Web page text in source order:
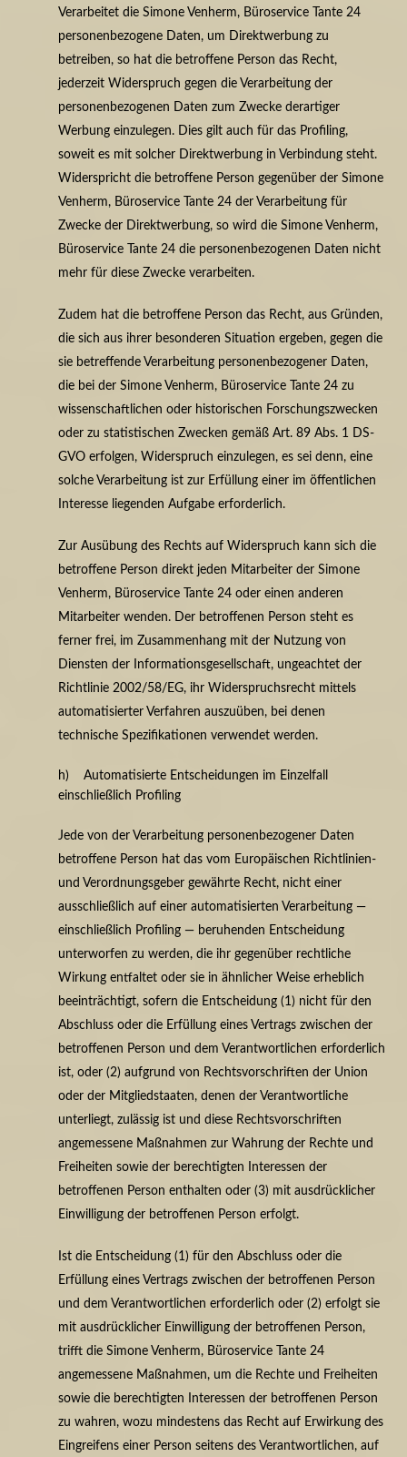
Verarbeitet die Simone Venherm, Büroservice Tante 24
personenbezogene Daten, um Direktwerbung zu
betreiben, so hat die betroffene Person das Recht,
jederzeit Widerspruch gegen die Verarbeitung der
personenbezogenen Daten zum Zwecke derartiger
Werbung einzulegen. Dies gilt auch für das Profiling,
soweit es mit solcher Direktwerbung in Verbindung steht.
Widerspricht die betroffene Person gegenüber der Simone
Venherm, Büroservice Tante 24 der Verarbeitung für
Zwecke der Direktwerbung, so wird die Simone Venherm,
Büroservice Tante 24 die personenbezogenen Daten nicht
mehr für diese Zwecke verarbeiten.
Zudem hat die betroffene Person das Recht, aus Gründen,
die sich aus ihrer besonderen Situation ergeben, gegen die
sie betreffende Verarbeitung personenbezogener Daten,
die bei der Simone Venherm, Büroservice Tante 24 zu
wissenschaftlichen oder historischen Forschungszwecken
oder zu statistischen Zwecken gemäß Art. 89 Abs. 1 DS-
GVO erfolgen, Widerspruch einzulegen, es sei denn, eine
solche Verarbeitung ist zur Erfüllung einer im öffentlichen
Interesse liegenden Aufgabe erforderlich.
Zur Ausübung des Rechts auf Widerspruch kann sich die
betroffene Person direkt jeden Mitarbeiter der Simone
Venherm, Büroservice Tante 24 oder einen anderen
Mitarbeiter wenden. Der betroffenen Person steht es
ferner frei, im Zusammenhang mit der Nutzung von
Diensten der Informationsgesellschaft, ungeachtet der
Richtlinie 2002/58/EG, ihr Widerspruchsrecht mittels
automatisierter Verfahren auszuüben, bei denen
technische Spezifikationen verwendet werden.
h) Automatisierte Entscheidungen im Einzelfall
einschließlich Profiling
Jede von der Verarbeitung personenbezogener Daten
betroffene Person hat das vom Europäischen Richtlinien-
und Verordnungsgeber gewährte Recht, nicht einer
ausschließlich auf einer automatisierten Verarbeitung —
einschließlich Profiling — beruhenden Entscheidung
unterworfen zu werden, die ihr gegenüber rechtliche
Wirkung entfaltet oder sie in ähnlicher Weise erheblich
beeinträchtigt, sofern die Entscheidung (1) nicht für den
Abschluss oder die Erfüllung eines Vertrags zwischen der
betroffenen Person und dem Verantwortlichen erforderlich
ist, oder (2) aufgrund von Rechtsvorschriften der Union
oder der Mitgliedstaaten, denen der Verantwortliche
unterliegt, zulässig ist und diese Rechtsvorschriften
angemessene Maßnahmen zur Wahrung der Rechte und
Freiheiten sowie der berechtigten Interessen der
betroffenen Person enthalten oder (3) mit ausdrücklicher
Einwilligung der betroffenen Person erfolgt.
Ist die Entscheidung (1) für den Abschluss oder die
Erfüllung eines Vertrags zwischen der betroffenen Person
und dem Verantwortlichen erforderlich oder (2) erfolgt sie
mit ausdrücklicher Einwilligung der betroffenen Person,
trifft die Simone Venherm, Büroservice Tante 24
angemessene Maßnahmen, um die Rechte und Freiheiten
sowie die berechtigten Interessen der betroffenen Person
zu wahren, wozu mindestens das Recht auf Erwirkung des
Eingreifens einer Person seitens des Verantwortlichen, auf